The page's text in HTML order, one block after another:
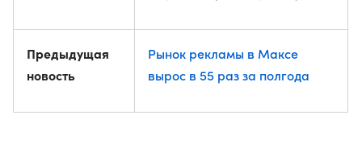
Предыдущая
новость
Рынок рекламы в Максе
вырос в 55 раз за полгода